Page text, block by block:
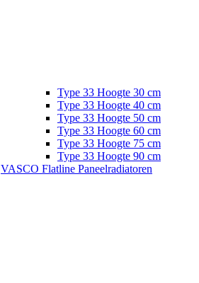
Type 33 Hoogte 30 cm
Type 33 Hoogte 40 cm
Type 33 Hoogte 50 cm
Type 33 Hoogte 60 cm
Type 33 Hoogte 75 cm
Type 33 Hoogte 90 cm
VASCO Flatline Paneelradiatoren